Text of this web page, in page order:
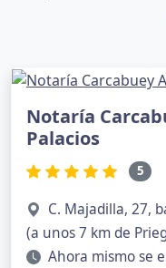
Notaría
Palacios
5
C. Majadilla, 27,
(a unos 7 km de
Ahora mismo se